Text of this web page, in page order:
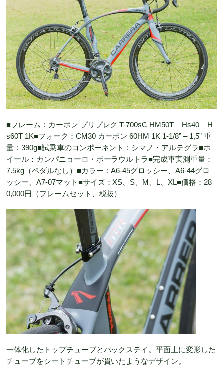
■フレーム：カーボン プリプレグ T-700sC HM50T – Hs40 – H
s60T 1K■フォーク：CM30 カーボン 60HM 1K 1-1/8” – 1,5” 重
量：390g■試乗車のコンポーネント：シマノ・アルテグラ■ホ
イール：カンパニョーロ・ボーラウルトラ■完成車実測重量：
7.5kg（ペダルなし）■カラー：A6-45グロッシー、A6-44グロ
ッシー、A7-07マット■サイズ：XS、S、M、L、XL■価格：28
0,000円（フレームセット、税抜）
一体化したトップチューブとバックステイ。平面上に変形した
チューブをシートチューブが貫いたようなデザイン。